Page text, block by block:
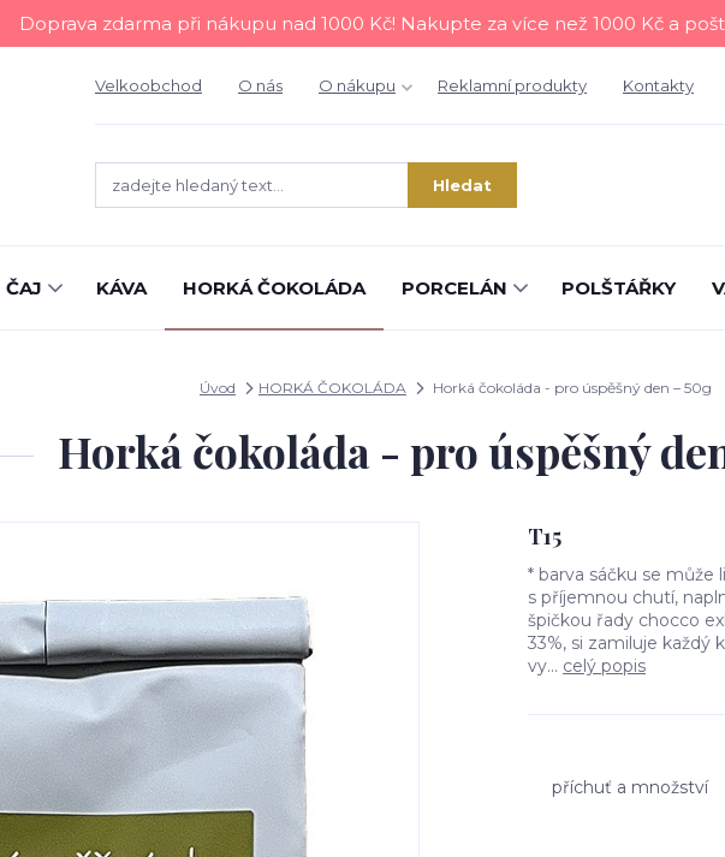
Doprava zdarma při nákupu nad 1000 Kč! Nakupte za více než 1000 Kč a
Velkoobchod O nás O nákupu Reklamní produkty Kontakty
Hledat
ČAJ KÁVA HORKÁ ČOKOLÁDA PORCELÁN POLŠTÁŘKY
Úvod HORKÁ ČOKOLÁDA Horká čokoláda - pro úspěšný den – 50g
Horká čokoláda - pro úspěšný
T15
* barva sáčku se může
s příjemnou chutí,
špičkou řady chocco
33%, si zamiluje každý
vy... celý popis
příchuť a množství